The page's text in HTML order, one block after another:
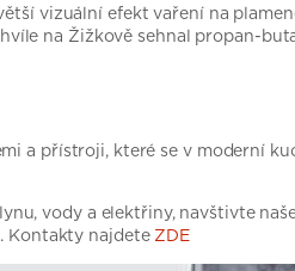
vizuální efekt vaření na
na Žižkově sehnal propan-
a přístroji, které se v moderní
vody a elektřiny, navštivte
Kontakty najdete ZDE